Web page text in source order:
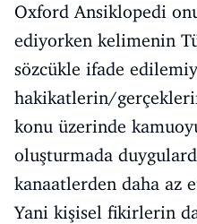
Oxford Ansiklopedi
ediyorken kelimenin
sözcükle ifade
hakikatlerin/
konu üzerinde
oluşturmada
kanaatlerden daha az
Yani kişisel fikirlerin